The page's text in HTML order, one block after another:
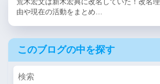
由や現在の活動をまとめ…
このブログの中を探す